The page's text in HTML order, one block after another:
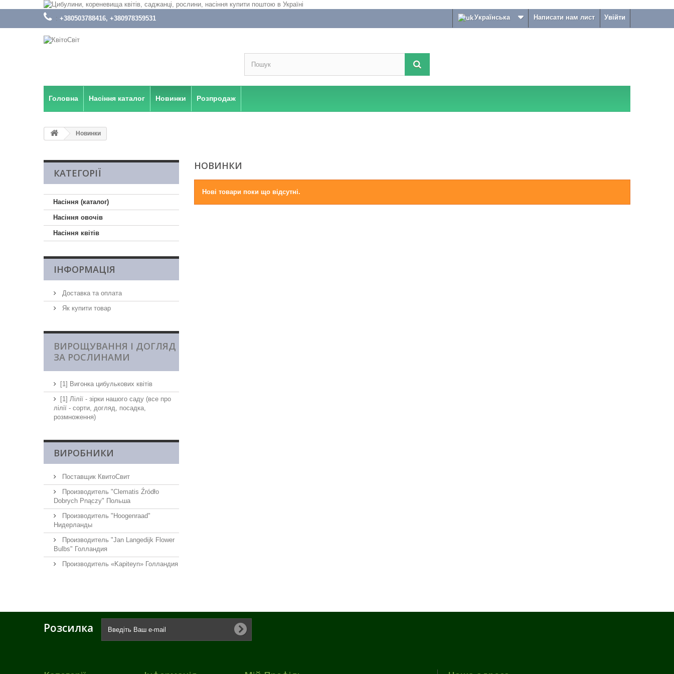
Увійти
Написати нам лист
: +380503788416, +380978359531 Українська
Головна Насіння каталог Новинки Розпродаж
Новинки
КАТЕГОРІЇ
Насіння (каталог)
Насіння овочів
Насіння квітів
ІНФОРМАЦІЯ
Доставка та оплата
Як купити товар
ВИРОЩУВАННЯ І ДОГЛЯД
ЗА РОСЛИНАМИ
[1] Вигонка цибулькових квітів
[1] Лілії - зірки нашого саду (все про
лілії - сорти, догляд, посадка,
розмноження)
ВИРОБНИКИ
Поставщик КвитоСвит
Производитель "Clematis Źródło
Dobrych Pnączy" Польша
Производитель "Hoogenraad"
Нидерланды
Производитель "Jan Langedijk Flower
Bulbs" Голландия
Производитель «Kapiteyn» Голландия
НОВИНКИ
Нові товари поки що відсутні.
Розсилка